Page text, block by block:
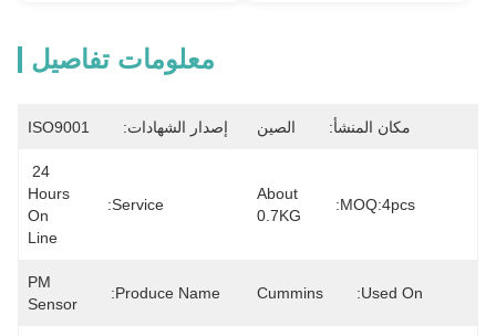
معلومات تفاصيل
مكان المنشأ: الصين إصدار الشهادات: ISO9001
MOQ:4pcs:
About
0.7KG
Service:
Hours
On
Line
Used On:
Cummins
Produce Name:
PM
Sensor